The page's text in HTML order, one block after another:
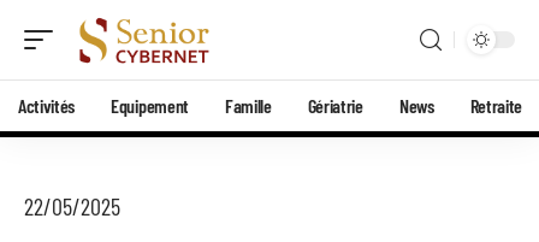
Activités Equipement Famille Gériatrie News Retraite
22/05/2025